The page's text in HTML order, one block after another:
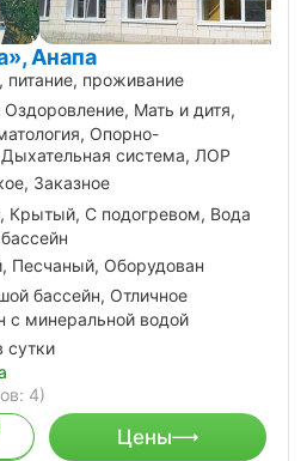
Анапа
питание, проживание
Оздоровление, Мать и дитя,
Опорно-
Дыхательная система, ЛОР
Заказное
Крытый, С подогревом, Вода
Песчаный, Оборудован
бассейн, Отличное
с минеральной водой
сутки
4)
Цены